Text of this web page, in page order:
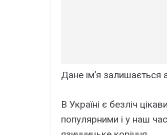
Дане ім’я залишається
В Україні є безліч
популярними і у наш